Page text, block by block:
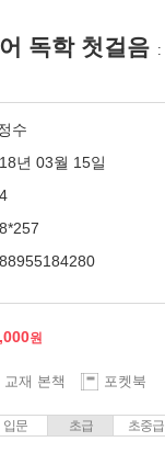
독학 첫걸음
수
년 03월 15일
교재 본책 포켓북
입문 초급 초중급